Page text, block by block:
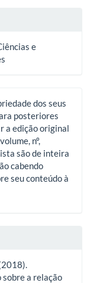
e
dos seus
posteriores
a edição original
nº,
são de inteira
cabendo
seu conteúdo à
sobre a relação